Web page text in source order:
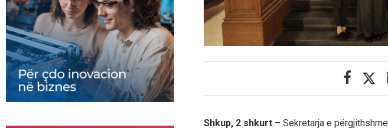
Shkup, 2 shkurt – Sekretarja e